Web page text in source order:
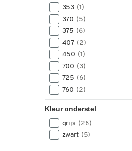
353 (1)
370 (5)
375 (6)
407 (2)
450 (1)
700 (3)
725 (6)
760 (2)
Kleur onderstel
grijs (28)
zwart (5)